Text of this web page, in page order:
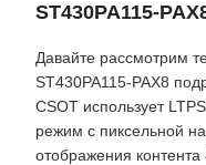
ST430PA115-
Давайте рассмотрим
ST430PA115-PAX8
CSOT использует
режим с пиксельной
отображения